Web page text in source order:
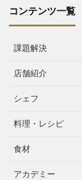
コンテンツ一覧
課題解決
店舗紹介
シェフ
料理・レシピ
食材
アカデミー